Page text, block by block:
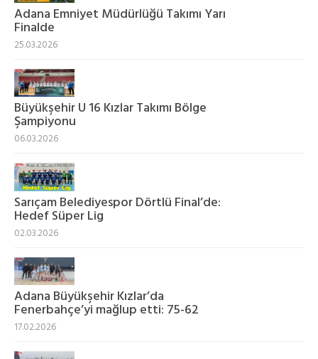
Adana Emniyet Müdürlüğü Takımı Yarı
Finalde
25.03.2026
Büyükşehir U 16 Kızlar Takımı Bölge
Şampiyonu
06.03.2026
Sarıçam Belediyespor Dörtlü Final’de:
Hedef Süper Lig
02.03.2026
Adana Büyükşehir Kızlar’da
Fenerbahçe’yi mağlup etti: 75-62
17.02.2026